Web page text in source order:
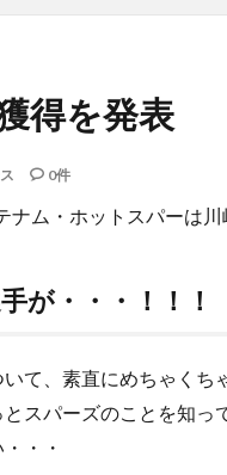
得を発表
0件
ナム・ホットスパーは
が・・・！！！
て、素直にめちゃくち
スパーズのことを知
・・